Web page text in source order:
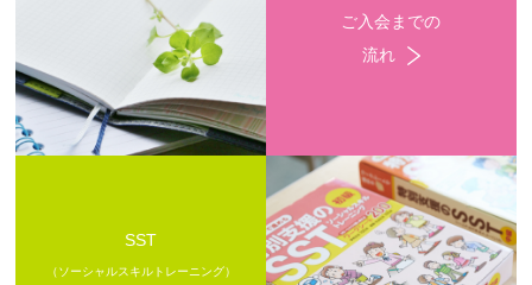
ご入会までの
流れ
SST
（ソーシャルスキルトレーニング）